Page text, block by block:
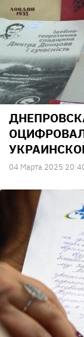
04 Марта 2025